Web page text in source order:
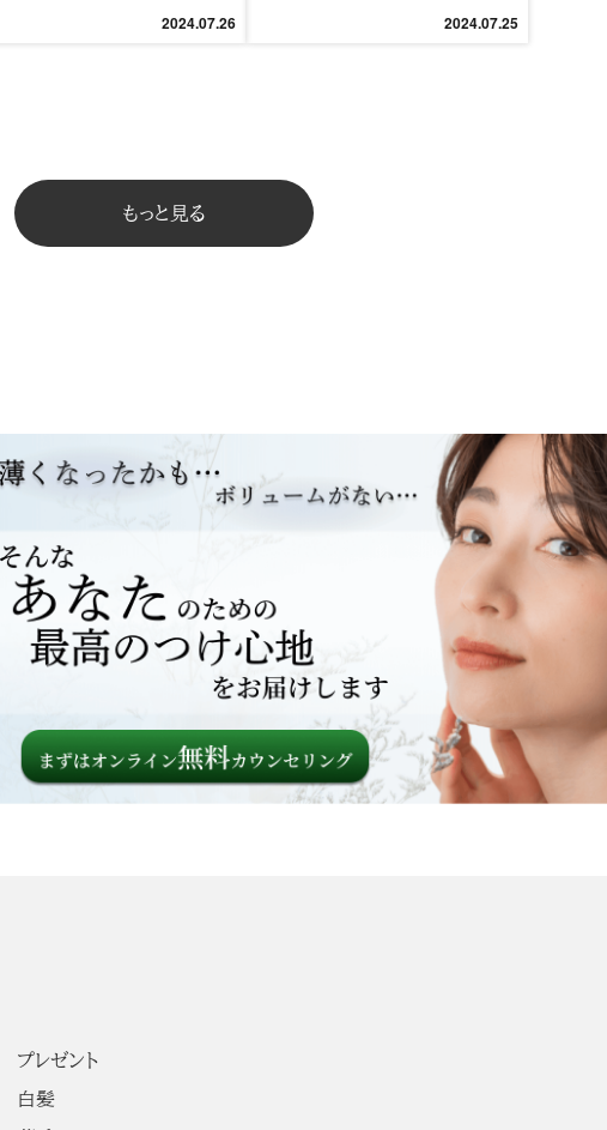
2024.07.26 2024.07.25
もっと見る
プレゼント
白髪